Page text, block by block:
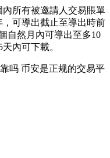
所有被邀請人交易賬單
可導出截止至導出時前
自然月內可導出至多10
內可下載。
吗 币安是正规的交易平